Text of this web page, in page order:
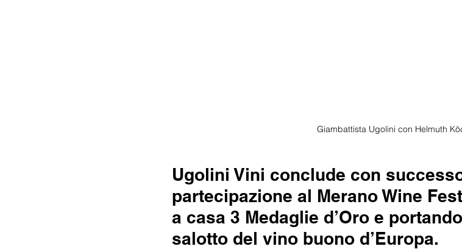
Giambattista Ugolini con Helmuth
Ugolini Vini conclude con
partecipazione al Merano Wine
a casa 3 Medaglie d’Oro e
salotto del vino buono d’Europa.